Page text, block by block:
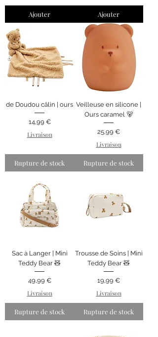
Ajouter Ajouter
de Doudou câlin | ours
Prix
14,99 €
Livraison
Rupture de stock
Veilleuse en silicone |
Ours caramel 🐻
Prix
25,99 €
Livraison
Rupture de stock
Sac à Langer | Mini
Teddy Bear 🧸
Prix
49,99 €
Livraison
Rupture de stock
Trousse de Soins | Mini
Teddy Bear 🧸
Prix
19,99 €
Livraison
Rupture de stock